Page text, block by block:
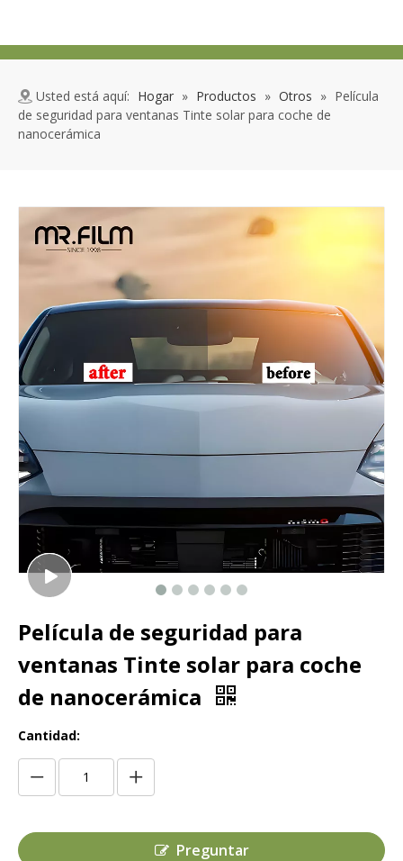
Usted está aquí: Hogar » Productos » Otros » Película
de seguridad para ventanas Tinte solar para coche de
nanocerámica
Película de seguridad para
ventanas Tinte solar para coche
de nanocerámica
Cantidad:
Preguntar